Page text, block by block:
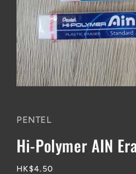
視
中
開
多
PENTEL
Hi-Polymer AIN
定
HK$4.50